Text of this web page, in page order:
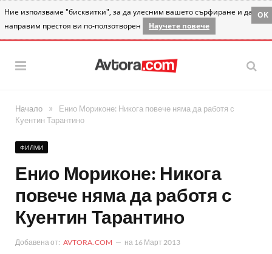
Ние използваме "бисквитки", за да улесним вашето сърфиране и да
направим престоя ви по-ползотворен
Научете повече
OK
Начало »
Енио Мориконе: Никога повече няма да работя с
Куентин Тарантино
ФИЛМИ
Енио Мориконе: Никога
повече няма да работя с
Куентин Тарантино
Добавена от: AVTORA.COM на 16 Март 2013